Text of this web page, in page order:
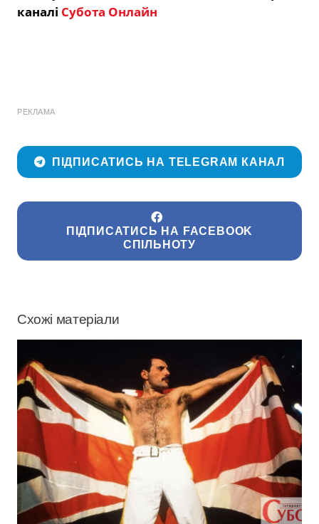
каналі Субота Онлайн
РЕКЛАМА
ПІДПИСАТИСЬ НА TELEGRAM КАНАЛ
ПІДПИСАТИСЬ НА FACEBOOK
СПІЛЬНОТУ
Схожі матеріали